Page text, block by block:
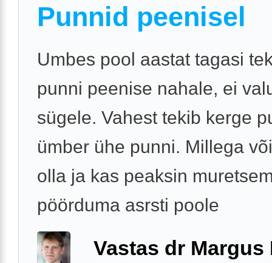
Punnid peenisel
Umbes pool aastat tagasi
punni peenise nahale, ei
sügele. Vahest tekib kerge
ümber ühe punni. Millega
olla ja kas peaksin
pöörduma asrsti poole
Vastas dr Margus